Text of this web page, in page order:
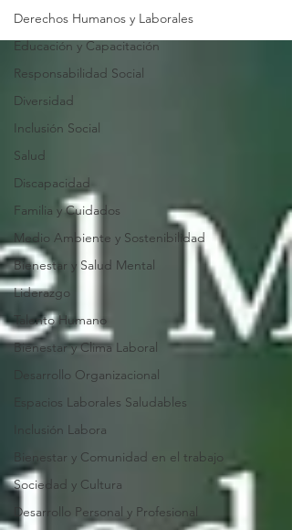
Derechos Humanos y Laborales
Educación y Capacitación
Responsabilidad Social
Diversidad
Inclusión Social
Salud
Discapacidad
Familia y Cuidados
Medio Ambiente y Sostenibilidad
Bienestar y Salud Mental
Liderazgo
Talento Humano
Bienestar y Clima Laboral
Desarrollo Organizacional
Espacios Laborales Saludables
Inclusión Labora
Bienestar y Comunidad en el trabajo
Sociedad y Cultura
Desarrollo Personal y Profesional